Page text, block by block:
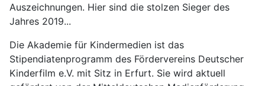
Auszeichnungen. Hier sind die stolzen Sieger des
Jahres 2019...
Die Akademie für Kindermedien ist das
Stipendiatenprogramm des Fördervereins Deutscher
Kinderfilm e.V. mit Sitz in Erfurt. Sie wird aktuell